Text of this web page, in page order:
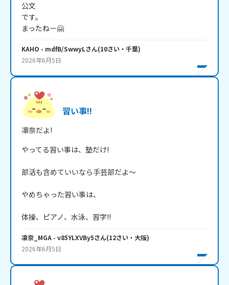
公文
です。
まったねー🤗
KAHO - mdfB/SwwyLさん(10さい・ 千葉)
2026年6月5日
習い事!!
凛奈だよ!
やってる習い事は、塾だけ!
部活も含めていいなら手芸部だよ～
やめちゃった習い事は、
体操、ピアノ、水泳、習字!!
凛奈_MGA - v85YLXVBy5さん(12さい・ 大阪)
2026年6月5日